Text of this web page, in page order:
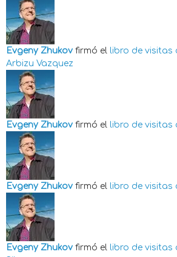
Evgeny Zhukov firmó el libro de visitas
Arbizu Vazquez
Evgeny Zhukov firmó el libro de visitas
Evgeny Zhukov firmó el libro de visitas
Evgeny Zhukov firmó el libro de visitas